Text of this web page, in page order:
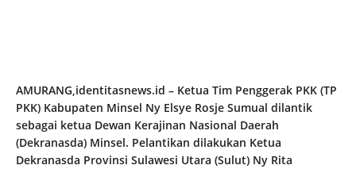
AMURANG,identitasnews.id – Ketua Tim Penggerak PKK (TP
PKK) Kabupaten Minsel Ny Elsye Rosje Sumual dilantik
sebagai ketua Dewan Kerajinan Nasional Daerah
(Dekranasda) Minsel. Pelantikan dilakukan Ketua
Dekranasda Provinsi Sulawesi Utara (Sulut) Ny Rita